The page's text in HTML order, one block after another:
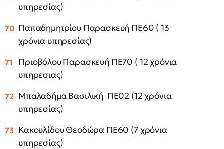
υπηρεσίας)
Παπαδημητρίου Παρασκευή ΠΕ60 ( 13
χρόνια υπηρεσίας)
Πριοβόλου Παρασκευή ΠΕ70 ( 12 χρόνια
υπηρεσιας)
Μπαλαδήμα Βασιλική ΠΕ02 (12 χρόνια
υπηρεσίας)
Κακουλίδου Θεοδώρα ΠΕ60 (7 χρόνια
υπηρεσίας)